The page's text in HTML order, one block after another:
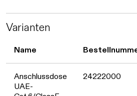
Varianten
Name
Anschlussdose
UAE-
24222000